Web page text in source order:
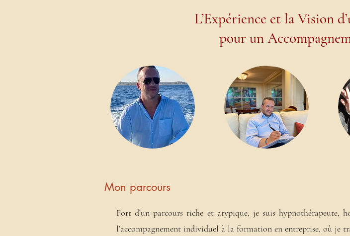
L’Expérience et la Vision
pour un
Mon parcours
Fort d’un parcours riche et atypique, je suis hypnothérapeute,
l’accompagnement individuel à la formation en entreprise, où je